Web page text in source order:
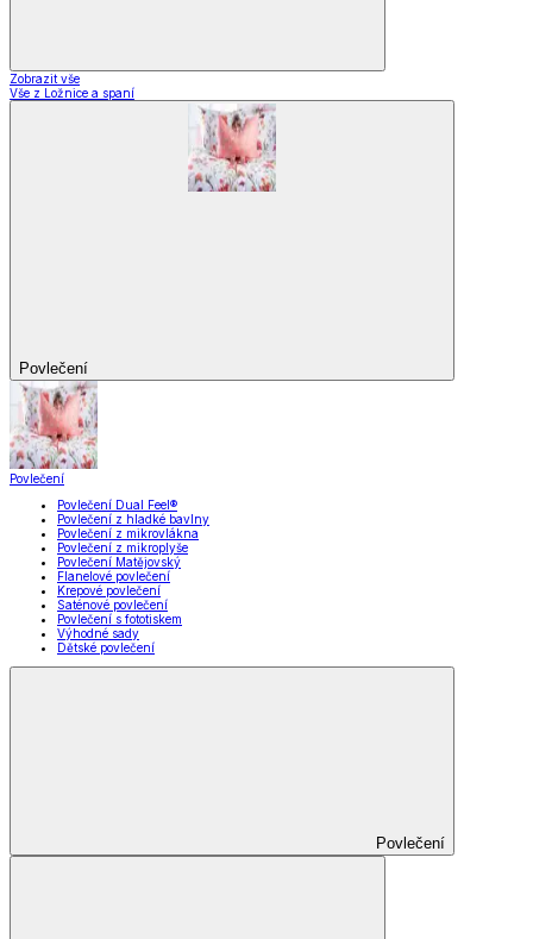
Zobrazit vše
Vše z Ložnice a spaní
Povlečení
Povlečení
Povlečení Dual Feel®
Povlečení z hladké bavlny
Povlečení z mikrovlákna
Povlečení z mikroplyše
Povlečení Matějovský
Flanelové povlečení
Krepové povlečení
Saténové povlečení
Povlečení s fototiskem
Výhodné sady
Dětské povlečení
Povlečení